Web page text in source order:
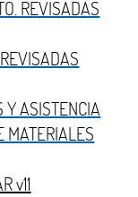
REVISADAS
Y ASISTENCIA
MATERIALES
v11